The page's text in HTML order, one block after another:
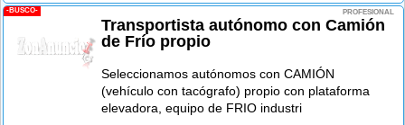
-BUSCO- PROFESIONAL
Transportista autónomo con Camión
de Frío propio
Seleccionamos autónomos con CAMIÓN
(vehículo con tacógrafo) propio con plataforma
elevadora, equipo de FRIO industri